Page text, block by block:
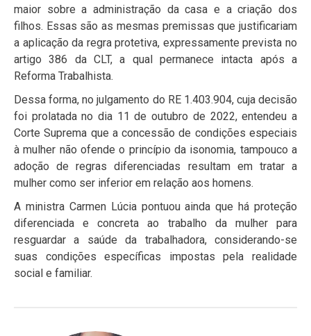
maior sobre a administração da casa e a criação dos
filhos. Essas são as mesmas premissas que justificariam
a aplicação da regra protetiva, expressamente prevista no
artigo 386 da CLT, a qual permanece intacta após a
Reforma Trabalhista.
Dessa forma, no julgamento do RE 1.403.904, cuja decisão
foi prolatada no dia 11 de outubro de 2022, entendeu a
Corte Suprema que a concessão de condições especiais
à mulher não ofende o princípio da isonomia, tampouco a
adoção de regras diferenciadas resultam em tratar a
mulher como ser inferior em relação aos homens.
A ministra Carmen Lúcia pontuou ainda que há proteção
diferenciada e concreta ao trabalho da mulher para
resguardar a saúde da trabalhadora, considerando-se
suas condições específicas impostas pela realidade
social e familiar.